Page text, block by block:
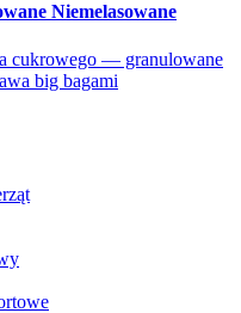
Niemelasowane
cukrowego — granulowane
big bagami